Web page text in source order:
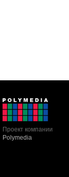
Проект компании
Polymedia